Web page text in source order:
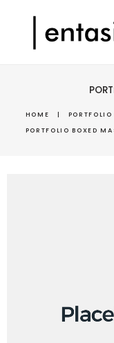
HOME | PORTFOLIO
PORTFOLIO BOXED